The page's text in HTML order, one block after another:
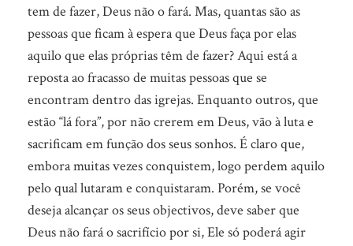
tem de fazer, Deus não o fará. Mas, quantas são as
pessoas que ficam à espera que Deus faça por elas
aquilo que elas próprias têm de fazer? Aqui está a
reposta ao fracasso de muitas pessoas que se
encontram dentro das igrejas. Enquanto outros, que
estão “lá fora”, por não crerem em Deus, vão à luta e
sacrificam em função dos seus sonhos. É claro que,
embora muitas vezes conquistem, logo perdem aquilo
pelo qual lutaram e conquistaram. Porém, se você
deseja alcançar os seus objectivos, deve saber que
Deus não fará o sacrifício por si, Ele só poderá agir